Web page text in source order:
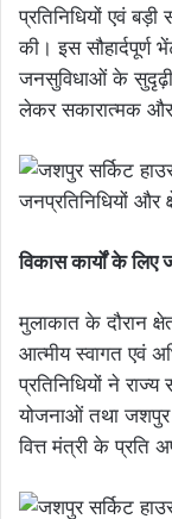
प्रतिनिधियों एवं
की। इस
जनसुविधाओं के
लेकर सकारात्मक और
विकास कार्यों के लिए
मुलाकात के दौरान
आत्मीय स्वागत एवं
प्रतिनिधियों ने राज्य
योजनाओं तथा जशपुर
वित्त मंत्री के प्रति